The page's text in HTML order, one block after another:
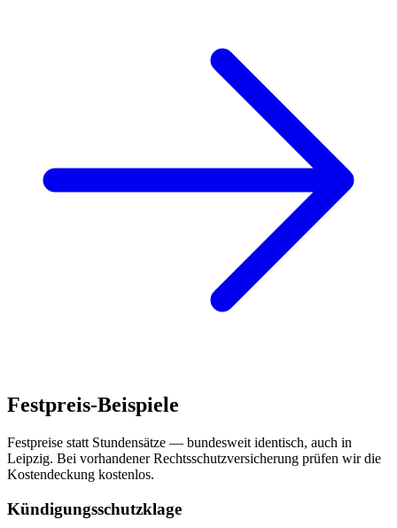
Festpreis-Beispiele
Festpreise statt Stundensätze — bundesweit identisch, auch in
Leipzig. Bei vorhandener Rechtsschutzversicherung prüfen wir die
Kostendeckung kostenlos.
Kündigungsschutzklage